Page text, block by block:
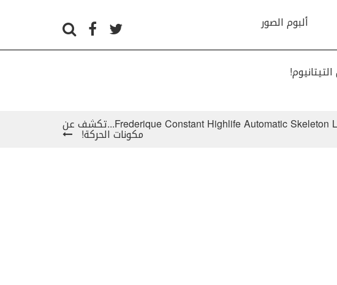
ألبوم الصور
Frederique Constant Highlife Automatic Skeleton Laid bare...تكشف عن
مكونات الحركة!